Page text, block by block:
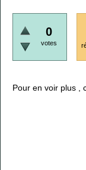
0
votes
Pour en voir plus ,